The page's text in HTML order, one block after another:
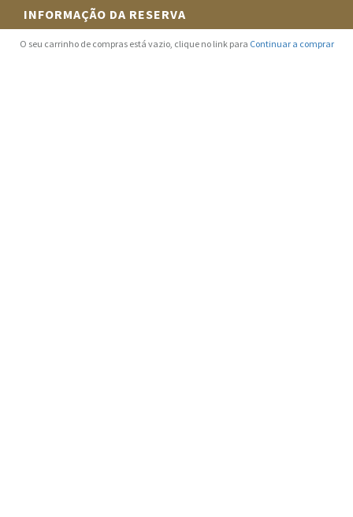
INFORMAÇÃO DA RESERVA
O seu carrinho de compras está vazio, clique no link para Continuar a comprar